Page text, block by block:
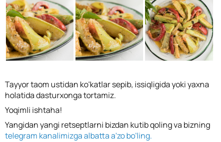
Tayyor taom ustidan ko'katlar sepib, issiqligida yoki yaxna
holatida dasturxonga tortamiz.
Yoqimli ishtaha!
Yangidan yangi retseptlarni bizdan kutib qoling va bizning
telegram kanalimizga albatta a'zo bo'ling.